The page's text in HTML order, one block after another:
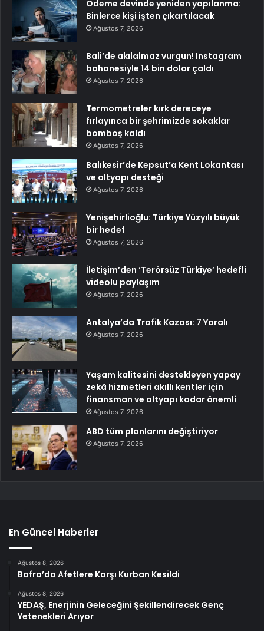
Ödeme devinde yeniden yapılanma:
Binlerce kişi işten çıkartılacak
Ağustos 7, 2026
Bali’de akılalmaz vurgun! Instagram
bahanesiyle 14 bin dolar çaldı
Ağustos 7, 2026
Termometreler kırk dereceye
fırlayınca bir şehrimizde sokaklar
bomboş kaldı
Ağustos 7, 2026
Balıkesir’de Kepsut’a Kent Lokantası
ve altyapı desteği
Ağustos 7, 2026
Yenişehirlioğlu: Türkiye Yüzyılı büyük
bir hedef
Ağustos 7, 2026
İletişim’den ‘Terörsüz Türkiye’ hedefli
videolu paylaşım
Ağustos 7, 2026
Antalya’da Trafik Kazası: 7 Yaralı
Ağustos 7, 2026
Yaşam kalitesini destekleyen yapay
zekâ hizmetleri akıllı kentler için
finansman ve altyapı kadar önemli
Ağustos 7, 2026
ABD tüm planlarını değiştiriyor
Ağustos 7, 2026
En Güncel Haberler
Ağustos 8, 2026
Bafra’da Afetlere Karşı Kurban Kesildi
Ağustos 8, 2026
YEDAŞ, Enerjinin Geleceğini Şekillendirecek Genç
Yetenekleri Arıyor